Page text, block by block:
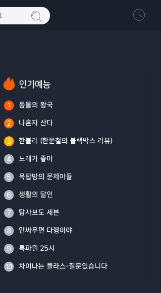
인기예능
1 동물의 왕국
2 나혼자 산다
3 한블리 (한문철의 블랙박스 리뷰)
4 노래가 좋아
5 옥탑방의 문제아들
6 생활의 달인
7 탐사보도 세븐
8 안싸우면 다행이야
9 톡파원 25시
10 차이나는 클라스-질문있습니다